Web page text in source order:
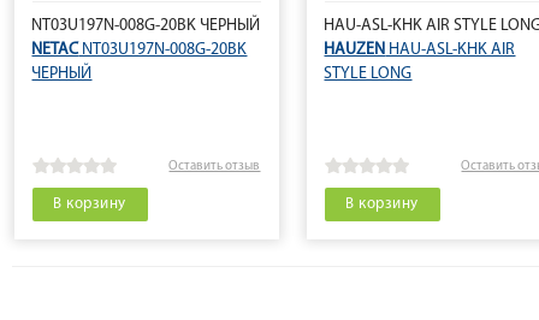
NT03U197N-008G-20BK ЧЕРНЫЙ
NETACNT03U197N-008G-20BK
ЧЕРНЫЙ
Оставить отзыв
В корзину
HAU-ASL-KHK AIR STYLE
HAUZEN HAU-ASL-KHK AIR
STYLE LONG
Оставить
В корзину